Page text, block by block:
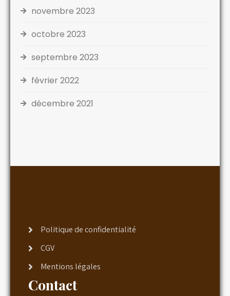
novembre 2023
octobre 2023
septembre 2023
février 2022
décembre 2021
Politique de confidentialité
CGV
Mentions légales
Contact